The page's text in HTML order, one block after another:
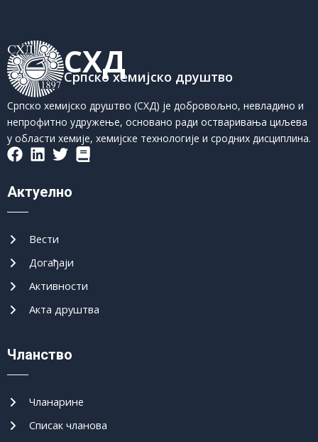
СХД
Српско хемијско друштво
Српско хемијско друштво (СХД) је добровољно, невладино и
непрофитно удружење, основано ради остваривања циљева
у области хемије, хемијске технологије и сродних дисциплина.
Актуелно
Вести
Догађаји
Активности
Акта друштва
Чланство
Чланарине
Списак чланова